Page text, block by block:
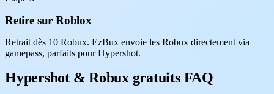
Retire sur Roblox
Retrait dès 10 Robux. EzBux envoie les Robux directement via
gamepass, parfaits pour Hypershot.
Hypershot & Robux gratuits FAQ